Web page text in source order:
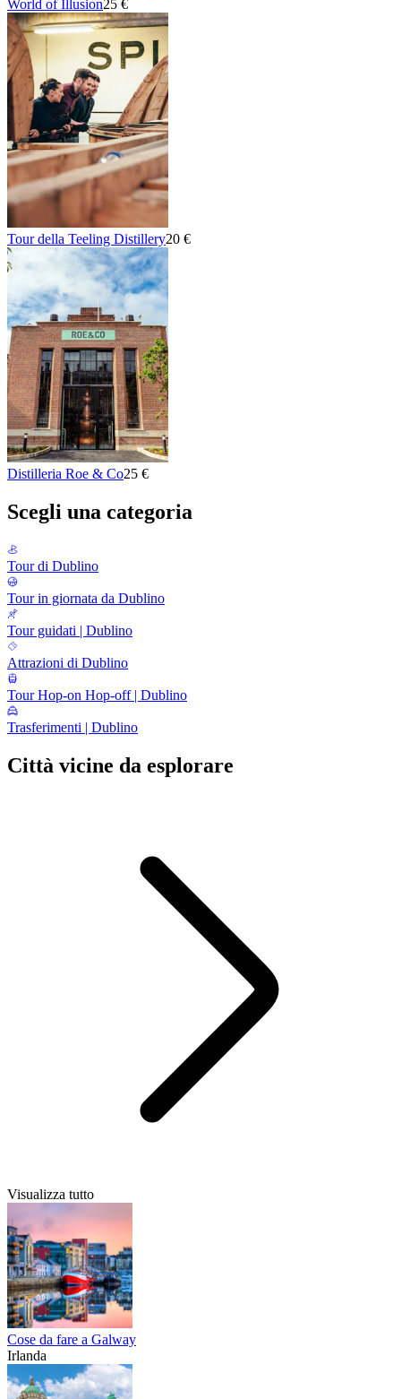
World of Illusion25 €
Tour della Teeling Distillery20 €
Distilleria Roe & Co25 €
Scegli una categoria
Tour di Dublino
Tour in giornata da Dublino
Tour guidati | Dublino
Attrazioni di Dublino
Tour Hop-on Hop-off | Dublino
Trasferimenti | Dublino
Città vicine da esplorare
Visualizza tutto
Cose da fare a Galway
Irlanda